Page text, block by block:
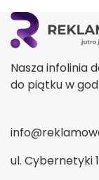
Nasza infolinia
do piątku w
ul. Cybernetyki